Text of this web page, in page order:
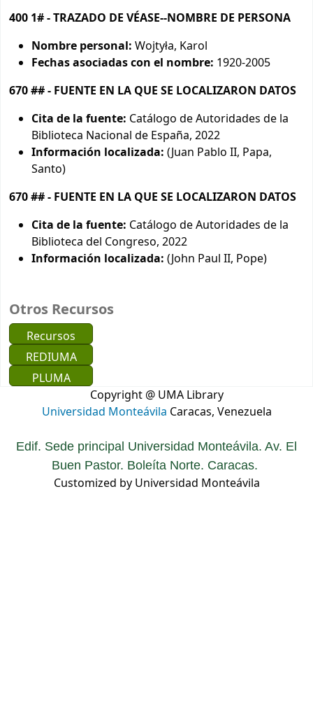
Otros Recursos
Recursos
REDIUMA
PLUMA
400 1# - TRAZADO DE VÉASE--NOMBRE DE PERSONA
Nombre personal: Wojtyła, Karol
Fechas asociadas con el nombre: 1920-2005
670 ## - FUENTE EN LA QUE SE LOCALIZARON DATOS
Cita de la fuente: Catálogo de Autoridades de la
Biblioteca Nacional de España, 2022
Información localizada: (Juan Pablo II, Papa,
Santo)
670 ## - FUENTE EN LA QUE SE LOCALIZARON DATOS
Cita de la fuente: Catálogo de Autoridades de la
Biblioteca del Congreso, 2022
Información localizada: (John Paul II, Pope)
Copyright @ UMA Library
Universidad Monteávila Caracas, Venezuela
Edif. Sede principal Universidad Monteávila. Av. El
Buen Pastor. Boleíta Norte. Caracas.
Customized by Universidad Monteávila